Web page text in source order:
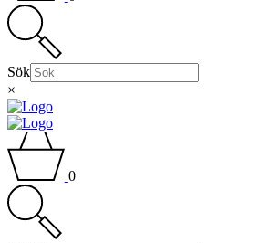
Sök
×
0